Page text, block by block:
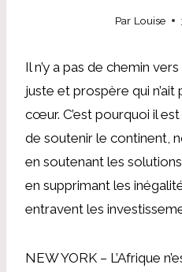
Par Louise
Il n’y a pas de chemin
juste et prospère qui n’ait
cœur. C’est pourquoi il
de soutenir le continent,
en soutenant les
en supprimant les
entravent les
NEW YORK – L’Afrique